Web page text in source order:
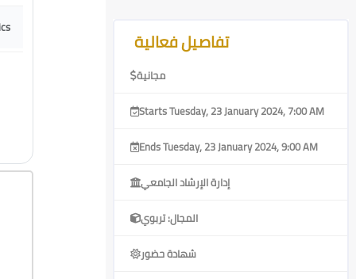
تفاصيل فعالية
مجانية
Starts Tuesday, 23 January 2024, 7:00 AM
Ends Tuesday, 23 January 2024, 9:00 AM
إدارة الإرشاد الجامعي
المجال: تربوي
شهادة حضور